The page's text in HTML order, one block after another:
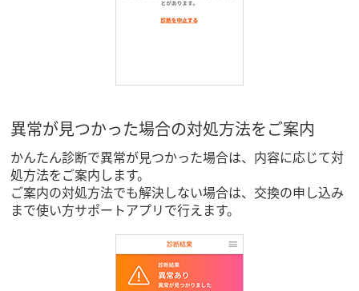
異常が見つかった場合の対処方法をご案内
かんたん診断で異常が見つかった場合は、内容に応じて対
処方法をご案内します。
ご案内の対処方法でも解決しない場合は、交換の申し込み
まで使い方サポートアプリで行えます。